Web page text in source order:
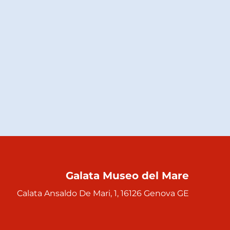
Galata Museo del Mare
Calata Ansaldo De Mari, 1, 16126 Genova GE